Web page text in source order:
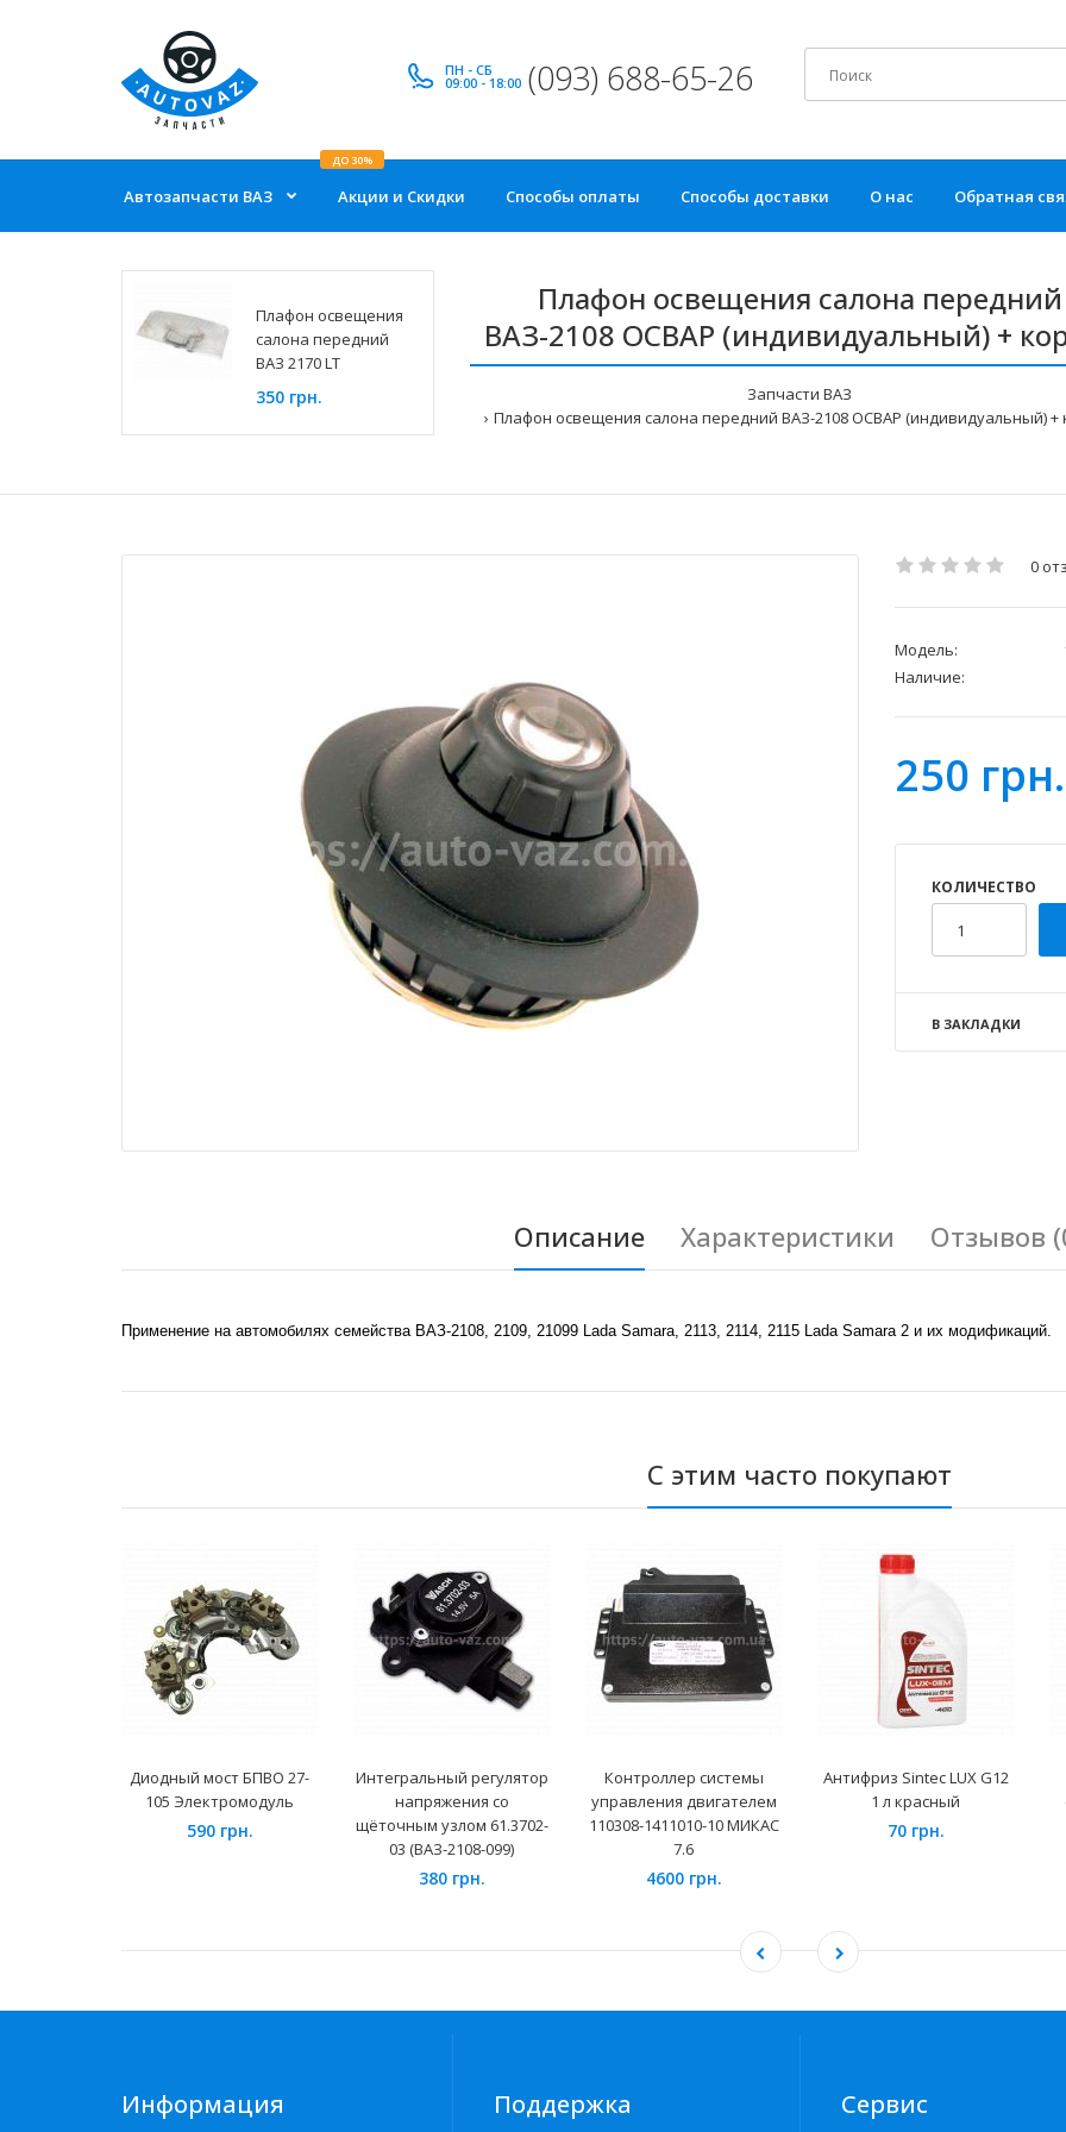
ПН - СБ
09:00 - 18:00 (093) 688-65-26
Автозапчасти ВАЗ Акции и Скидки
ДО 30%
Способы оплаты Способы доставки О нас Обратная
Плафон освещения
салона передний
ВАЗ 2170 LT
350 грн.
Плафон освещения салона передний
ВАЗ-2108 ОСВАР (индивидуальный) +
Запчасти ВАЗ
Плафон освещения салона передний ВАЗ-2108 ОСВАР (индивидуальный) +
0
Модель:
Наличие:
250 грн.
КОЛИЧЕСТВО
В ЗАКЛАДКИ
Описание Характеристики Отзывов
Применение на автомобилях семейства ВАЗ-2108, 2109, 21099 Lada Samara, 2113, 2114, 2115 Lada Samara 2 и их модификаций.
С этим часто покупают
Диодный мост БПВО 27-
105 Электромодуль
590 грн.
Интегральный регулятор
напряжения со
щёточным узлом 61.3702-
03 (ВАЗ-2108-099)
380 грн.
Контроллер системы
управления двигателем
110308-1411010-10 МИКАС
7.6
4600 грн.
Антифриз Sintec LUX G12
1 л красный
70 грн.
Информация Поддержка Сервис